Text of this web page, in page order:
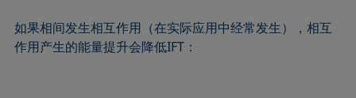
如果相间发生相互作用（在实际应用中经常发生），相互
作用产生的能量提升会降低IFT：